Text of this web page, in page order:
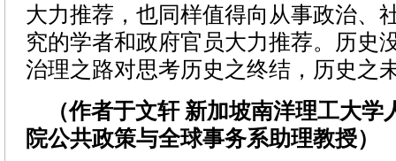
大力推荐，也同样值得向从事政治、
究的学者和政府官员大力推荐。历史
治理之路对思考历史之终结，历史之
（作者于文轩 新加坡南洋理工大学
院公共政策与全球事务系助理教授）